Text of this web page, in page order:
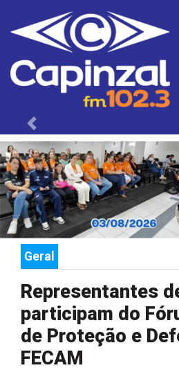
Próximo
Geral
Representantes
participam do
de Proteção e
FECAM